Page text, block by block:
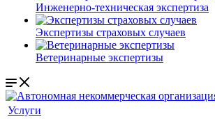
Инженерно-техническая экспертиза
Экспертизы страховых случаев
Ветеринарные экспертизы
Услуги